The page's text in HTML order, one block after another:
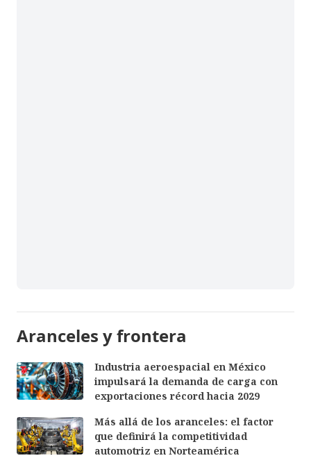
Aranceles y frontera
Industria aeroespacial en México
impulsará la demanda de carga con
exportaciones récord hacia 2029
Más allá de los aranceles: el factor
que definirá la competitividad
automotriz en Norteamérica